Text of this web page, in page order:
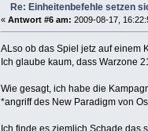
Re: Einheitenbefehle setzen
« Antwort #6 am: 2009-08-17,
ALso ob das Spiel jetz auf einem
Ich glaube kaum, dass Warzone
Wie gesagt, ich habe die
*angriff des New Paradigm von
Ich finde es ziemlich Schade das